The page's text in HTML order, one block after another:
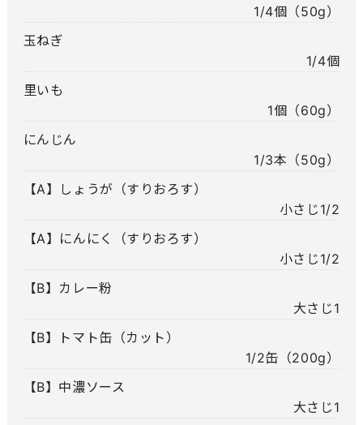
1/4個（50g）
玉ねぎ
1/4個
里いも
1個（60g）
にんじん
1/3本（50g）
【A】しょうが（すりおろす）
小さじ1/2
【A】にんにく（すりおろす）
小さじ1/2
【B】カレー粉
大さじ1
【B】トマト缶（カット）
1/2缶（200g）
【B】中濃ソース
大さじ1